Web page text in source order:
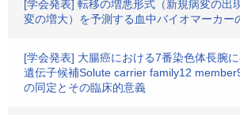
[学会発表] 転移の増悪形式（新規病変の出
変の増大）を予測する血中バイオマーカー
[学会発表] 大腸癌における7番染色体長腕
遺伝子候補Solute carrier family12
の同定とその臨床的意義